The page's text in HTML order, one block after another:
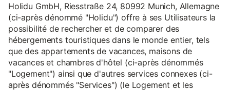
Holidu GmbH, Riesstraße 24, 80992 Munich, Allemagne
(ci-après dénommé "Holidu") offre à ses Utilisateurs la
possibilité de rechercher et de comparer des
hébergements touristiques dans le monde entier, tels
que des appartements de vacances, maisons de
vacances et chambres d'hôtel (ci-après dénommés
"Logement") ainsi que d'autres services connexes (ci-
après dénommés "Services") (le Logement et les